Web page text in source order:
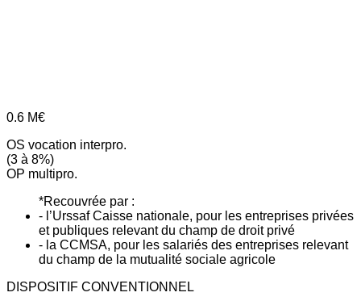
0.6 M€
OS vocation interpro.
(3 à 8%)
OP multipro.
*Recouvrée par :
- l’Urssaf Caisse nationale, pour les entreprises privées
et publiques relevant du champ de droit privé
- la CCMSA, pour les salariés des entreprises relevant
du champ de la mutualité sociale agricole
DISPOSITIF CONVENTIONNEL